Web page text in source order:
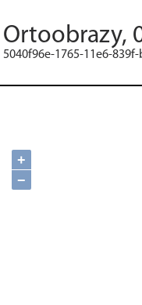
Ortoobrazy,
5040f96e-1765-11e6-
+
−